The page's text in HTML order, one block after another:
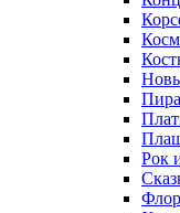
Рок